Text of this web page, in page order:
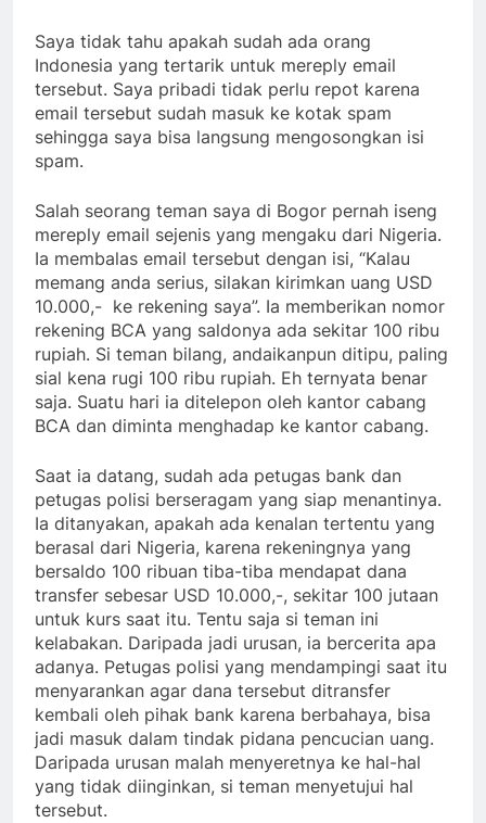
Saya tidak tahu apakah sudah ada orang
Indonesia yang tertarik untuk mereply email
tersebut. Saya pribadi tidak perlu repot karena
email tersebut sudah masuk ke kotak spam
sehingga saya bisa langsung mengosongkan isi
spam.
Salah seorang teman saya di Bogor pernah iseng
mereply email sejenis yang mengaku dari Nigeria.
Ia membalas email tersebut dengan isi, “Kalau
memang anda serius, silakan kirimkan uang USD
10.000,- ke rekening saya”. Ia memberikan nomor
rekening BCA yang saldonya ada sekitar 100 ribu
rupiah. Si teman bilang, andaikanpun ditipu, paling
sial kena rugi 100 ribu rupiah. Eh ternyata benar
saja. Suatu hari ia ditelepon oleh kantor cabang
BCA dan diminta menghadap ke kantor cabang.
Saat ia datang, sudah ada petugas bank dan
petugas polisi berseragam yang siap menantinya.
Ia ditanyakan, apakah ada kenalan tertentu yang
berasal dari Nigeria, karena rekeningnya yang
bersaldo 100 ribuan tiba-tiba mendapat dana
transfer sebesar USD 10.000,-, sekitar 100 jutaan
untuk kurs saat itu. Tentu saja si teman ini
kelabakan. Daripada jadi urusan, ia bercerita apa
adanya. Petugas polisi yang mendampingi saat itu
menyarankan agar dana tersebut ditransfer
kembali oleh pihak bank karena berbahaya, bisa
jadi masuk dalam tindak pidana pencucian uang.
Daripada urusan malah menyeretnya ke hal-hal
yang tidak diinginkan, si teman menyetujui hal
tersebut.